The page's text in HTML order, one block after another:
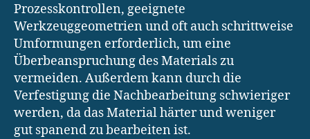
Prozesskontrollen, geeignete
Werkzeuggeometrien und oft auch schrittweise
Umformungen erforderlich, um eine
Überbeanspruchung des Materials zu
vermeiden. Außerdem kann durch die
Verfestigung die Nachbearbeitung schwieriger
werden, da das Material härter und weniger
gut spanend zu bearbeiten ist.